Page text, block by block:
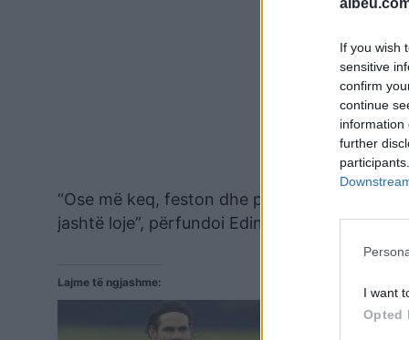
If you wish
sensitive
confirm
continue
information
further
I want
Opted
“Ose më keq, feston dhe pastaj të thonë që
jashtë loje”, përfundoi Edinson Cavani.
Lajme të ngjashme: